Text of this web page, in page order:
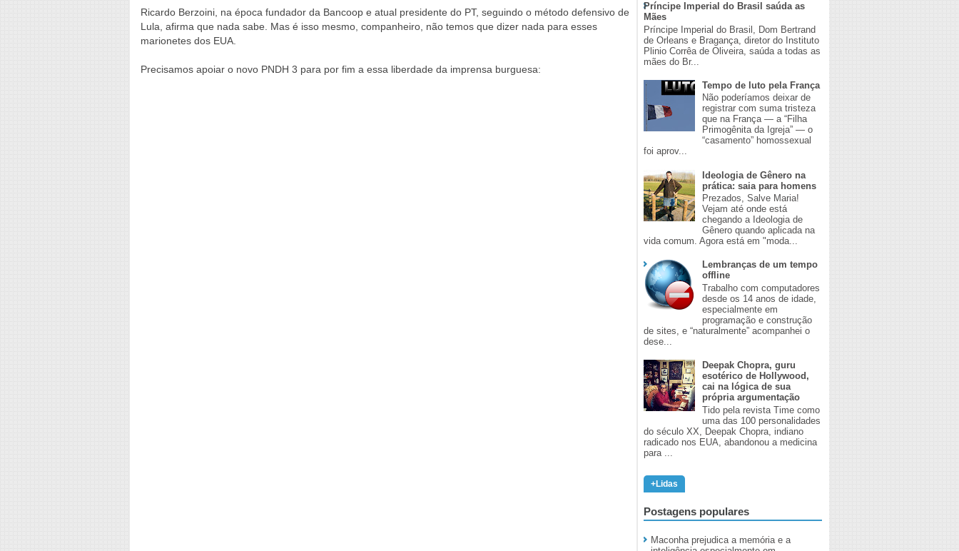
Ricardo Berzoini, na época fundador da Bancoop e atual presidente do PT, seguindo o método defensivo de
Lula, afirma que nada sabe. Mas é isso mesmo, companheiro, não temos que dizer nada para esses
marionetes dos EUA.
Precisamos apoiar o novo PNDH 3 para por fim a essa liberdade da imprensa burguesa:
Príncipe Imperial do Brasil saúda as
Mães
Príncipe Imperial do Brasil, Dom Bertrand
de Orleans e Bragança, diretor do Instituto
Plinio Corrêa de Oliveira, saúda a todas as
mães do Br...
Tempo de luto pela França
Não poderíamos deixar de
registrar com suma tristeza
que na França — a “Filha
Primogênita da Igreja” — o
“casamento” homossexual
foi aprov...
Ideologia de Gênero na
prática: saia para homens
​Prezados, Salve Maria!
Vejam até onde está
chegando a Ideologia de
Gênero quando aplicada na
vida comum. Agora está em "moda...
Lembranças de um tempo
offline
Trabalho com computadores
desde os 14 anos de idade,
especialmente em
programação e construção
de sites, e “naturalmente” acompanhei o
dese...
Deepak Chopra, guru
esotérico de Hollywood,
cai na lógica de sua
própria argumentação
Tido pela revista Time como
uma das 100 personalidades
do século XX, Deepak Chopra, indiano
radicado nos EUA, abandonou a medicina
para ...
+Lidas
Postagens populares
Maconha prejudica a memória e a